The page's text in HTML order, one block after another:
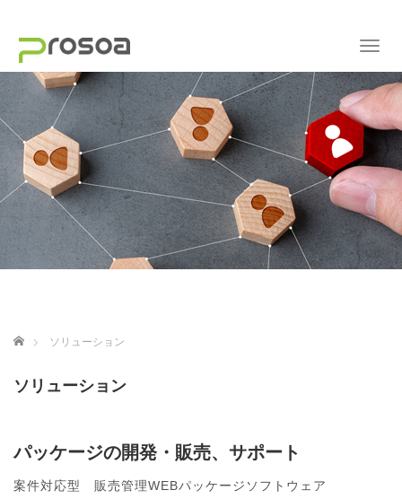
ホーム ソリューション
ソリューション
パッケージの開発・販売、サポート
案件対応型 販売管理WEBパッケージソフトウェア